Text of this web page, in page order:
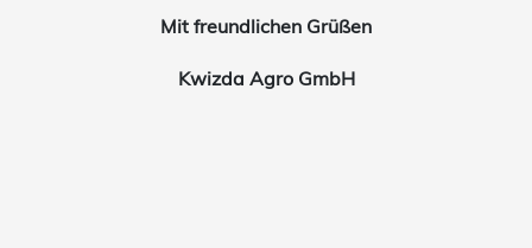
Mit freundlichen Grüßen
Kwizda Agro GmbH